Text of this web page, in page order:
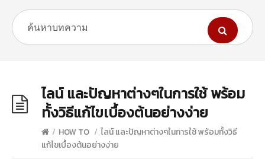
ไลน์ และปัญหาต่างๆในการใช้ พร้อม
ทั้งวิธีแก้ไขเบื้องต้นอย่างง่าย
/ HOW TO / ไลน์ และปัญหาต่างๆในการใช้ พร้อมทั้งวิธี
แก้ไขเบื้องต้นอย่างง่าย